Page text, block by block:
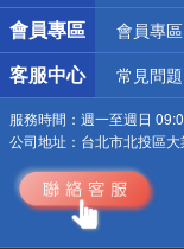
會員專區 會員專區
客服中心 常見問題
服務時間： 週一至週日
公司地址： 台北市北投區